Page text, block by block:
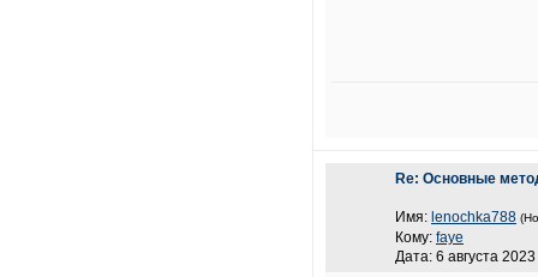
Re: Основные
Имя: lenochka788
Кому: faye
Дата: 6 августа